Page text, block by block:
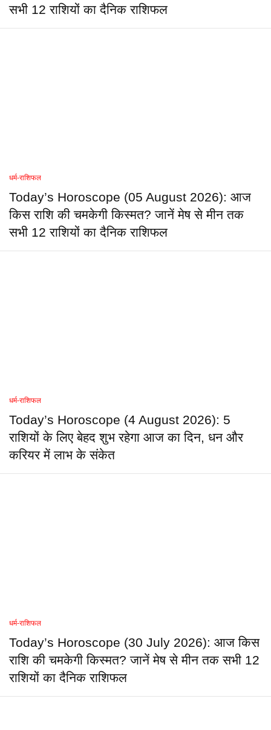
सभी 12 राशियों का दैनिक राशिफल
धर्म-राशिफल
Today’s Horoscope (05 August 2026): आज
किस राशि की चमकेगी किस्मत? जानें मेष से मीन तक
सभी 12 राशियों का दैनिक राशिफल
धर्म-राशिफल
Today’s Horoscope (4 August 2026): 5
राशियों के लिए बेहद शुभ रहेगा आज का दिन, धन और
करियर में लाभ के संकेत
धर्म-राशिफल
Today’s Horoscope (30 July 2026): आज किस
राशि की चमकेगी किस्मत? जानें मेष से मीन तक सभी 12
राशियों का दैनिक राशिफल